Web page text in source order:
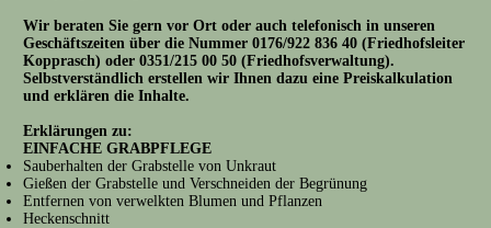
Wir beraten Sie gern vor Ort oder auch telefonisch in unseren
Geschäftszeiten über die Nummer 0176/922 836 40 (Friedhofsleiter
Kopprasch) oder 0351/215 00 50 (Friedhofsverwaltung).
Selbstverständlich erstellen wir Ihnen dazu eine Preiskalkulation
und erklären die Inhalte.
Erklärungen zu:
EINFACHE GRABPFLEGE
Sauberhalten der Grabstelle von Unkraut
Gießen der Grabstelle und Verschneiden der Begrünung
Entfernen von verwelkten Blumen und Pflanzen
Heckenschnitt